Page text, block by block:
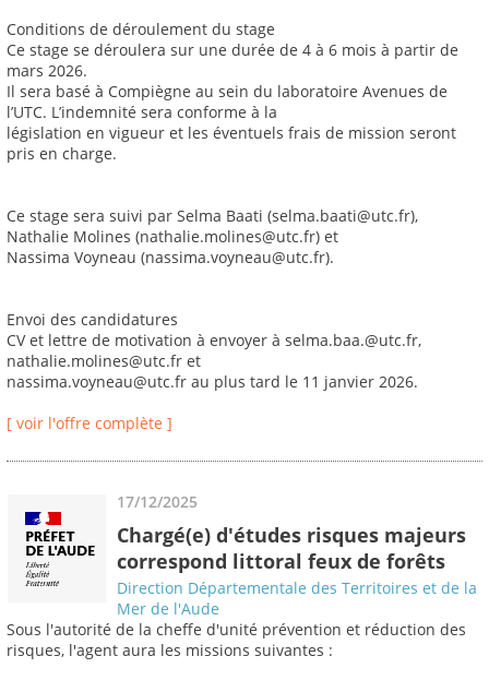
Conditions de déroulement du stage
Ce stage se déroulera sur une durée de 4 à 6 mois à partir de
mars 2026.
Il sera basé à Compiègne au sein du laboratoire Avenues de
l’UTC. L’indemnité sera conforme à la
législation en vigueur et les éventuels frais de mission seront
pris en charge.
Ce stage sera suivi par Selma Baati (selma.baati@utc.fr),
Nathalie Molines (nathalie.molines@utc.fr) et
Nassima Voyneau (nassima.voyneau@utc.fr).
Envoi des candidatures
CV et lettre de motivation à envoyer à selma.baa.@utc.fr,
nathalie.molines@utc.fr et
nassima.voyneau@utc.fr au plus tard le 11 janvier 2026.
[ voir l'offre complète ]
17/12/2025
Chargé(e) d'études risques majeurs
correspond littoral feux de forêts
Direction Départementale des Territoires et de la
Mer de l'Aude
Sous l'autorité de la cheffe d'unité prévention et réduction des
risques, l'agent aura les missions suivantes :